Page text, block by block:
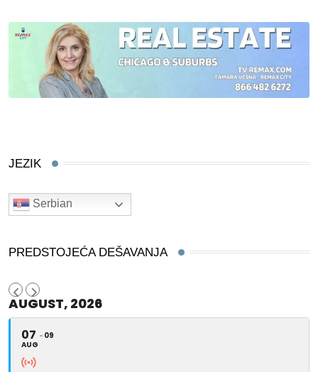
JEZIK
Serbian
PREDSTOJEĆA DEŠAVANJA
AUGUST, 2026
07
AUG
09